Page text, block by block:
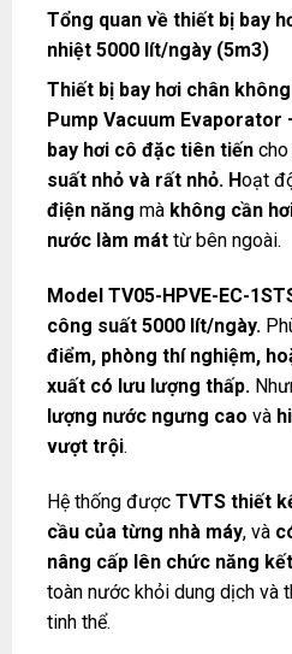
Tổng quan về thiết bị bay
nhiệt 5000 lít/ngày (5m3)
Thiết bị bay hơi chân
Pump Vacuum Evaporator
bay hơi cô đặc tiên tiến
suất nhỏ và rất nhỏ. Hoạt
điện năng mà không cần
nước làm mát từ bên ngoài.
Model TV05-HPVE-EC-
công suất 5000 lít/ngày.
điểm, phòng thí nghiệm,
xuất có lưu lượng thấp.
lượng nước ngưng cao và
vượt trội.
Hệ thống đượcTVTS thiết
cầu của từng nhà máy, và
nâng cấp lên chức năng
toàn nước khỏi dung dịch và
tinh thể.